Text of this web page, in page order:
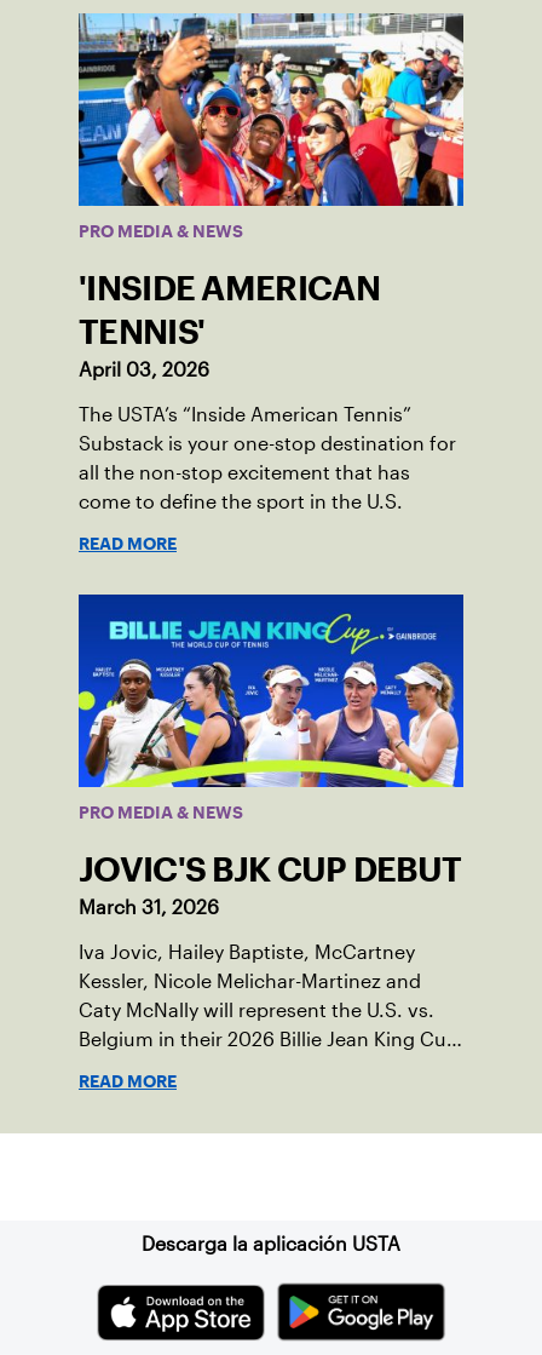
PRO MEDIA & NEWS
'INSIDE AMERICAN
TENNIS'
April 03, 2026
The USTA’s “Inside American Tennis”
Substack is your one-stop destination for
all the non-stop excitement that has
come to define the sport in the U.S.
READ MORE
PRO MEDIA & NEWS
JOVIC'S BJK CUP DEBUT
March 31, 2026
Iva Jovic, Hailey Baptiste, McCartney
Kessler, Nicole Melichar-Martinez and
Caty McNally will represent the U.S. vs.
Belgium in their 2026 Billie Jean King Cup
READ MORE
Descarga la aplicación USTA